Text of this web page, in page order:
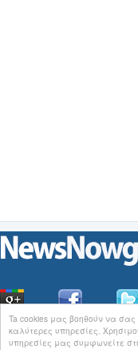
Ta cookies μας βοηθούν να
καλύτερες υπηρεσίες.
υπηρεσίες μας συμφωνείτε
ΟιΕιδήσεις του NewsNowgr.com